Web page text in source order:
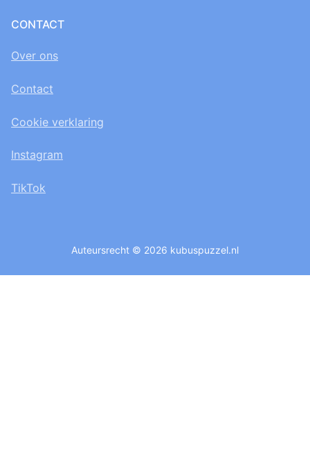
CONTACT
Over ons
Contact
Cookie verklaring
Instagram
TikTok
Auteursrecht © 2026 kubuspuzzel.nl